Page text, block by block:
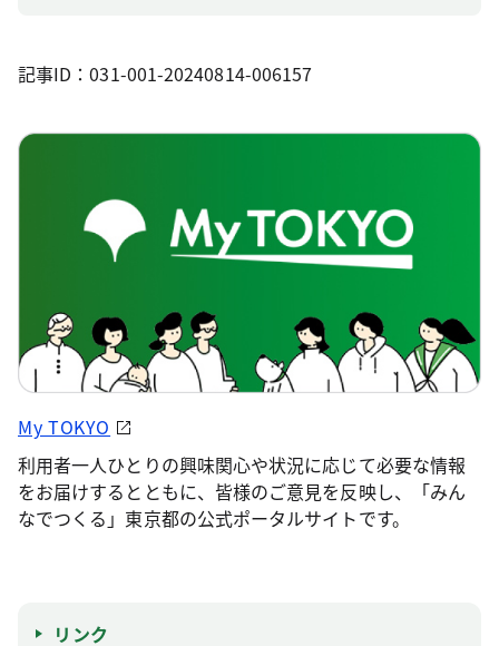
記事ID：031-001-20240814-006157
My TOKYO
利用者一人ひとりの興味関心や状況に応じて必要な情報
をお届けするとともに、皆様のご意見を反映し、「みん
なでつくる」東京都の公式ポータルサイトです。
リンク